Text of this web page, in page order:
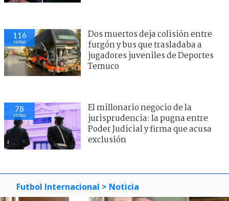
116
visitas
Dos muertos deja colisión entre
furgón y bus que trasladaba a
jugadores juveniles de Deportes
Temuco
78
visitas
El millonario negocio de la
jurisprudencia: la pugna entre
Poder Judicial y firma que acusa
exclusión
Futbol Internacional > Noticia